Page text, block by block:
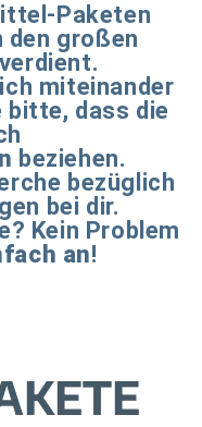
Paketen
den großen
miteinander
bitte, dass die
beziehen.
bezüglich
bei dir.
Kein Problem
an!